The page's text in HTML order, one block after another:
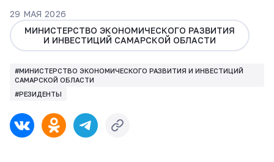
МИНИСТЕРСТВО ЭКОНОМИЧЕСКОГО РАЗВИТИЯ
И ИНВЕСТИЦИЙ САМАРСКОЙ ОБЛАСТИ
29 МАЯ 2026
#МИНИСТЕРСТВО ЭКОНОМИЧЕСКОГО РАЗВИТИЯ И ИНВЕСТИЦИЙ
САМАРСКОЙ ОБЛАСТИ
#РЕЗИДЕНТЫ